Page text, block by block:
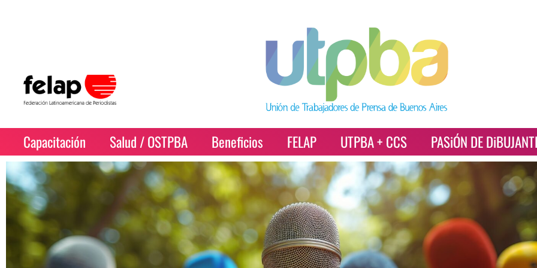
Capacitación Salud / OSTPBA Beneficios FELAP UTPBA + CCS PASiÓN DE